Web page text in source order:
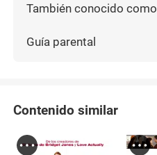
También conocido como
Guía parental
Contenido similar